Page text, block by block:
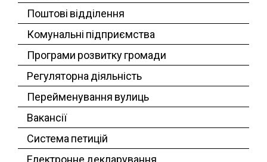
Поштові відділення
Комунальні підприємства
Програми розвитку громади
Регуляторна діяльність
Перейменування вулиць
Вакансії
Система петицій
Електронне декларування